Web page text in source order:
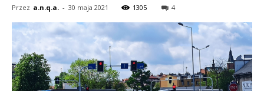
Przez a.n.q.a. - 30 maja 2021 1305 4